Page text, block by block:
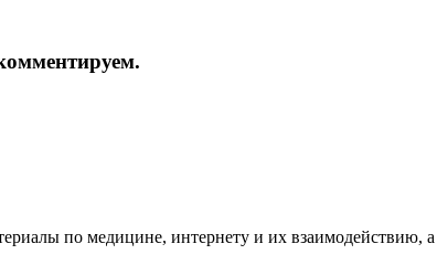
по медицине, интернету и их